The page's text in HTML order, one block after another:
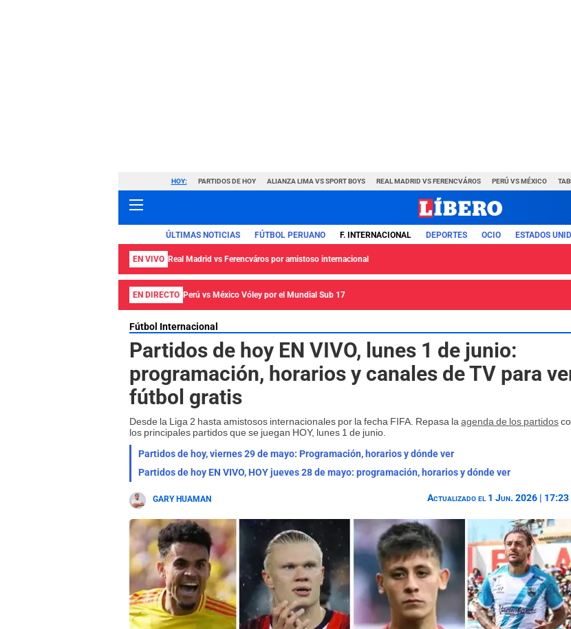
HOY: PARTIDOS DE HOY ALIANZA LIMA VS SPORT BOYS REAL MADRID VS FERENCVÁROS PERÚ VS MÉXICO
ÚLTIMAS NOTICIAS FÚTBOL PERUANO F. INTERNACIONAL DEPORTES OCIO ESTADOS
EN VIVO Real Madrid vs Ferencváros por amistoso internacional
EN DIRECTO Perú vs México Vóley por el Mundial Sub 17
Fútbol Internacional
Partidos de hoy EN VIVO, lunes 1 de junio:
programación, horarios y canales de TV para
fútbol gratis
Desde la Liga 2 hasta amistosos internacionales por la fecha FIFA. Repasa la agenda de los partidos
los principales partidos que se juegan HOY, lunes 1 de junio.
Partidos de hoy, viernes 29 de mayo: Programación, horarios y dónde ver
Partidos de hoy EN VIVO, HOY jueves 28 de mayo: programación, horarios y dónde ver
GARY HUAMAN Actualizado el 1 Jun. 2026 | 17:23